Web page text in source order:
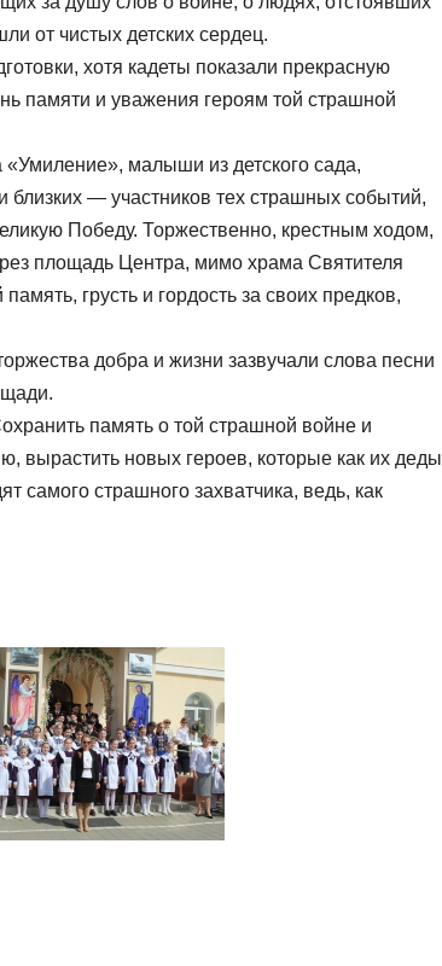
от чистых детских сердец.
хотя кадеты показали прекрасную
памяти и уважения героям той страшной
малыши из детского сада,
— участников тех страшных событий,
Победу. Торжественно, крестным ходом,
площадь Центра, мимо храма Святителя
грусть и гордость за своих предков,
добра и жизни зазвучали слова песни
память о той страшной войне и
вырастить новых героев, которые как их деды
самого страшного захватчика, ведь, как